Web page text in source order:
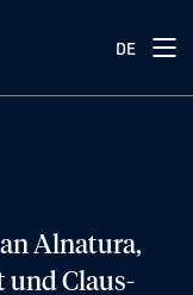
DE
Alnatura,
und Claus-